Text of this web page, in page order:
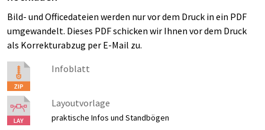
Bild- und Officedateien werden nur vor dem Druck in ein PDF
umgewandelt. Dieses PDF schicken wir Ihnen vor dem Druck
als Korrekturabzug per E-Mail zu.
Infoblatt
Layoutvorlage
praktische Infos und Standbögen